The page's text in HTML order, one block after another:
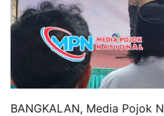
BANGKALAN, Media Pojok